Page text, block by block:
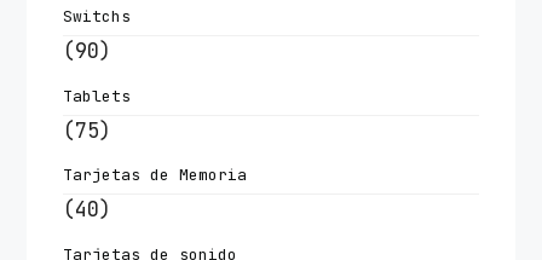
Switchs
(90)
Tablets
(75)
Tarjetas de Memoria
(40)
Tarjetas de sonido